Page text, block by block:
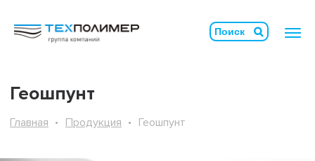
Геошпунт
Главная Продукция Геошпунт